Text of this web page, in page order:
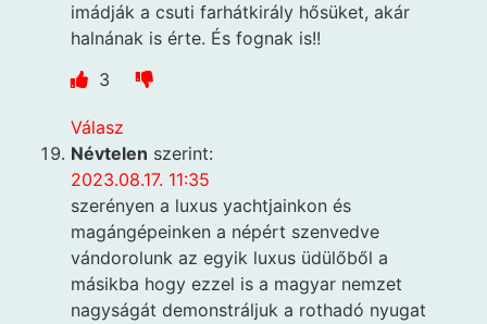
imádják a csuti farhátkirály hősüket, akár
halnának is érte. És fognak is!!
3
Válasz
Névtelen szerint:
2023.08.17. 11:35
szerényen a luxus yachtjainkon és
magángépeinken a népért szenvedve
vándorolunk az egyik luxus üdülőből a
másikba hogy ezzel is a magyar nemzet
nagyságát demonstráljuk a rothadó nyugat